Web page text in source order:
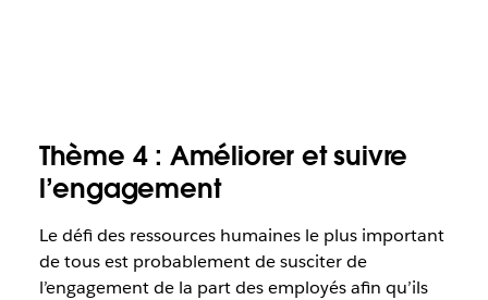
Thème 4 : Améliorer et suivre
l’engagement
Le défi des ressources humaines le plus important
de tous est probablement de susciter de
l’engagement de la part des employés afin qu’ils